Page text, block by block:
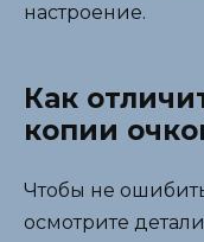
настроение.
Как
копии
Чтобы не
осмотрите